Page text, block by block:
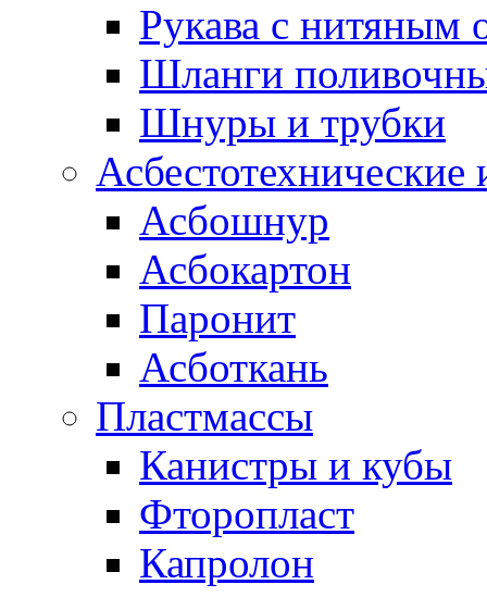
Рукава с нитяным
Шланги
Шнуры и трубки
Асбестотехнические
Асбошнур
Асбокартон
Паронит
Асботкань
Пластмассы
Канистры и кубы
Фторопласт
Капролон